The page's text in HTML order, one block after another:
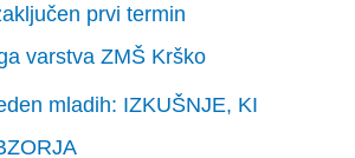
prvi termin
varstva ZMŠ Krško
mladih: IZKUŠNJE, KI